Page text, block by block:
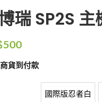
瑞 SP2S 主
500
貨到付款
國際版忍者白
國際版忍